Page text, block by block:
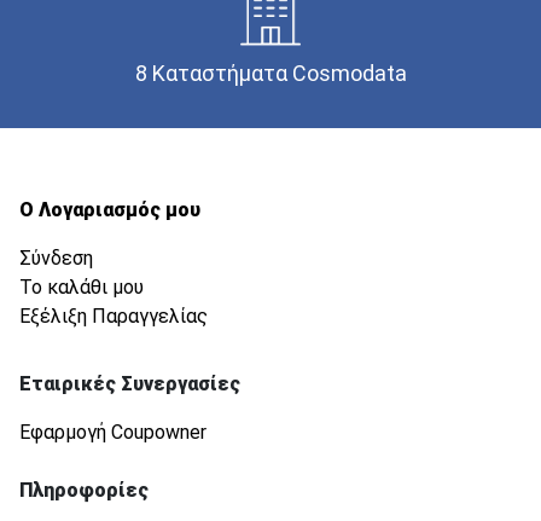
8 Καταστήματα Cosmodata
Ο Λογαριασμός μου
Σύνδεση
Το καλάθι μου
Εξέλιξη Παραγγελίας
Εταιρικές Συνεργασίες
Εφαρμογή Coupowner
Πληροφορίες